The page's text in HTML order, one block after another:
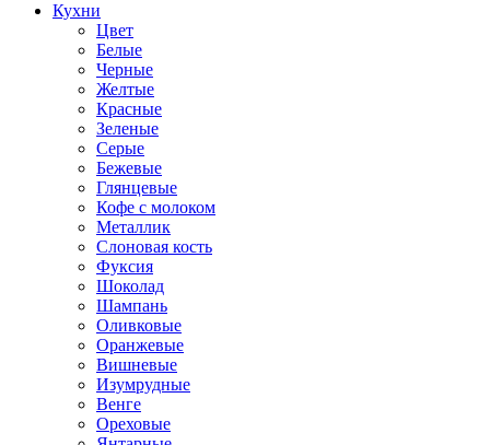
Кухни
Цвет
Белые
Черные
Желтые
Красные
Зеленые
Серые
Бежевые
Глянцевые
Кофе с молоком
Металлик
Слоновая кость
Фуксия
Шоколад
Шампань
Оливковые
Оранжевые
Вишневые
Изумрудные
Венге
Ореховые